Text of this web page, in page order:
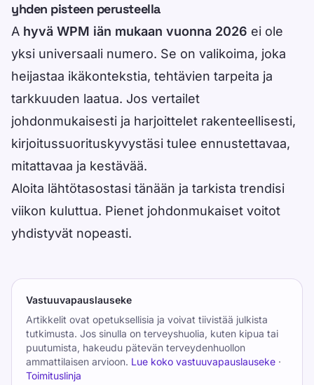
yhden pisteen perusteella
A hyvä WPM iän mukaan vuonna 2026 ei ole
yksi universaali numero. Se on valikoima, joka
heijastaa ikäkontekstia, tehtävien tarpeita ja
tarkkuuden laatua. Jos vertailet
johdonmukaisesti ja harjoittelet rakenteellisesti,
kirjoitussuorituskyvystäsi tulee ennustettavaa,
mitattavaa ja kestävää.
Aloita lähtötasostasi tänään ja tarkista trendisi
viikon kuluttua. Pienet johdonmukaiset voitot
yhdistyvät nopeasti.
Vastuuvapauslauseke
Artikkelit ovat opetuksellisia ja voivat tiivistää julkista
tutkimusta. Jos sinulla on terveyshuolia, kuten kipua tai
puutumista, hakeudu pätevän terveydenhuollon
ammattilaisen arvioon. Lue koko vastuuvapauslauseke ·
Toimituslinja